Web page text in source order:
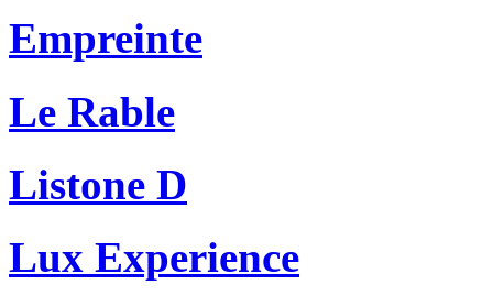
Empreinte
Le Rable
Listone D
Lux Experience